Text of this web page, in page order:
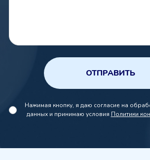
ОТПРАВИТЬ
Нажимая кнопку, я даю согласие на
данных и принимаю условия Политики